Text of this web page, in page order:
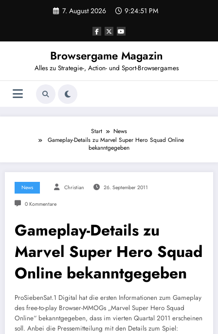
7. August 2026 9:24:51 PM
Browsergame Magazin
Alles zu Strategie-, Action- und Sport-Browsergames
Start
News
Gameplay-Details zu Marvel Super Hero Squad Online
bekanntgegeben
News Christian 26. September 2011
0 Kommentare
Gameplay-Details zu
Marvel Super Hero Squad
Online bekanntgegeben
ProSiebenSat.1 Digital hat die ersten Informationen zum Gameplay
des free-to-play Browser-MMOGs „Marvel Super Hero Squad
Online“ bekanntgegeben, dass im vierten Quartal 2011 erscheinen
soll. Anbei die Pressemitteilung mit den Details zum Spiel: